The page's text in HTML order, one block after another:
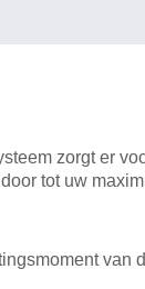
zorgt er
tot uw
van